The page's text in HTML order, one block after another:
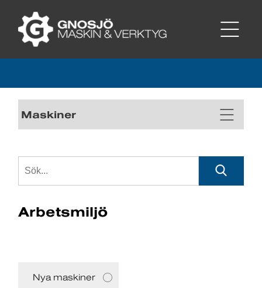
Maskiner
Arbetsmiljö
Nya maskiner